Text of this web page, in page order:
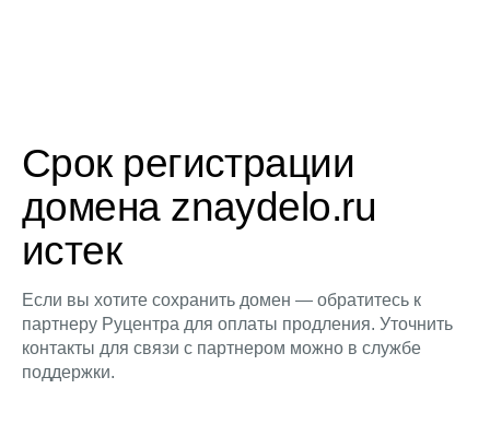
Срок регистрации
домена znaydelo.ru
истек
Если вы хотите сохранить домен — обратитесь к
партнеру Руцентра для оплаты продления. Уточнить
контакты для связи с партнером можно в службе
поддержки.